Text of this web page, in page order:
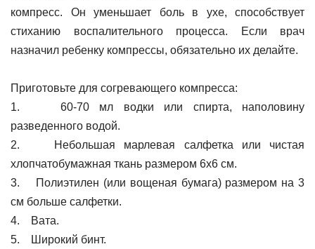
компресс. Он уменьшает боль в ухе, способствует
стиханию воспалительного процесса. Если врач
назначил ребенку компрессы, обязательно их делайте.
Приготовьте для согревающего компресса:
1. 60-70 мл водки или спирта, наполовину
разведенного водой.
2. Небольшая марлевая салфетка или чистая
хлопчатобумажная ткань размером 6x6 см.
3. Полиэтилен (или вощеная бумага) размером на 3
см больше салфетки.
4. Вата.
5. Широкий бинт.